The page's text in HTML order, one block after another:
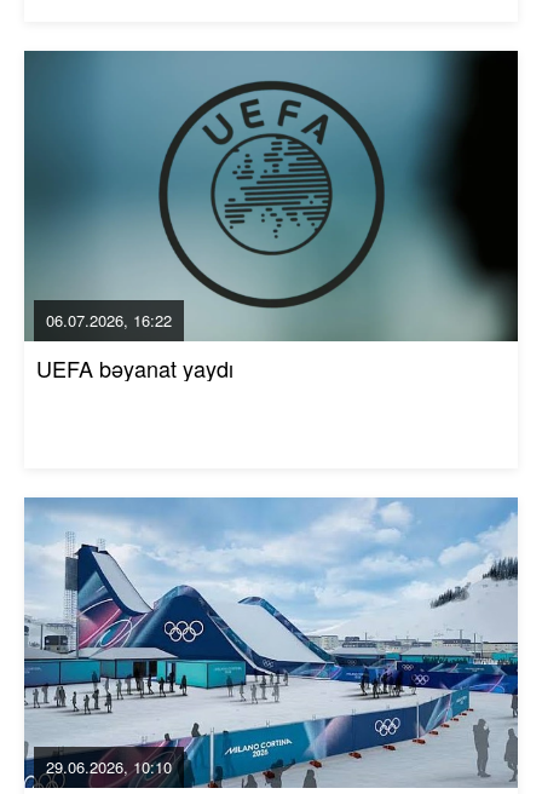
06.07.2026, 16:22
UEFA bəyanat yaydı
29.06.2026, 10:10